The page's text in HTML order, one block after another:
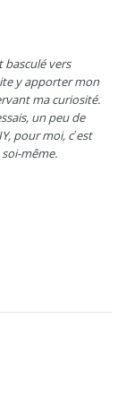
basculé vers
y apporter mon
ma curiosité.
un peu de
pour moi, c’est
même.